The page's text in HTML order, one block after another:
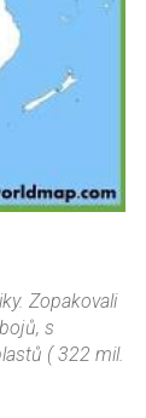
Zopakovali
s
( 322 mil.